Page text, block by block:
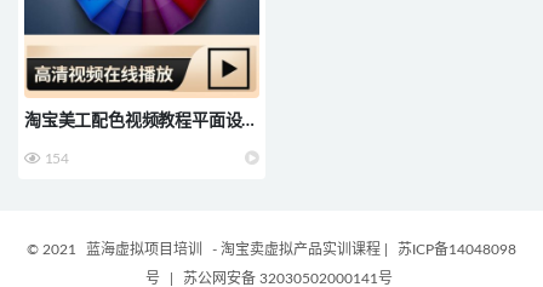
淘宝美工配色视频教程平面设计
教学154
© 2021 蓝海虚拟项目培训 - 淘宝卖虚拟产品实训课程
苏ICP备14048098
号
苏公网安备 32030502000141号